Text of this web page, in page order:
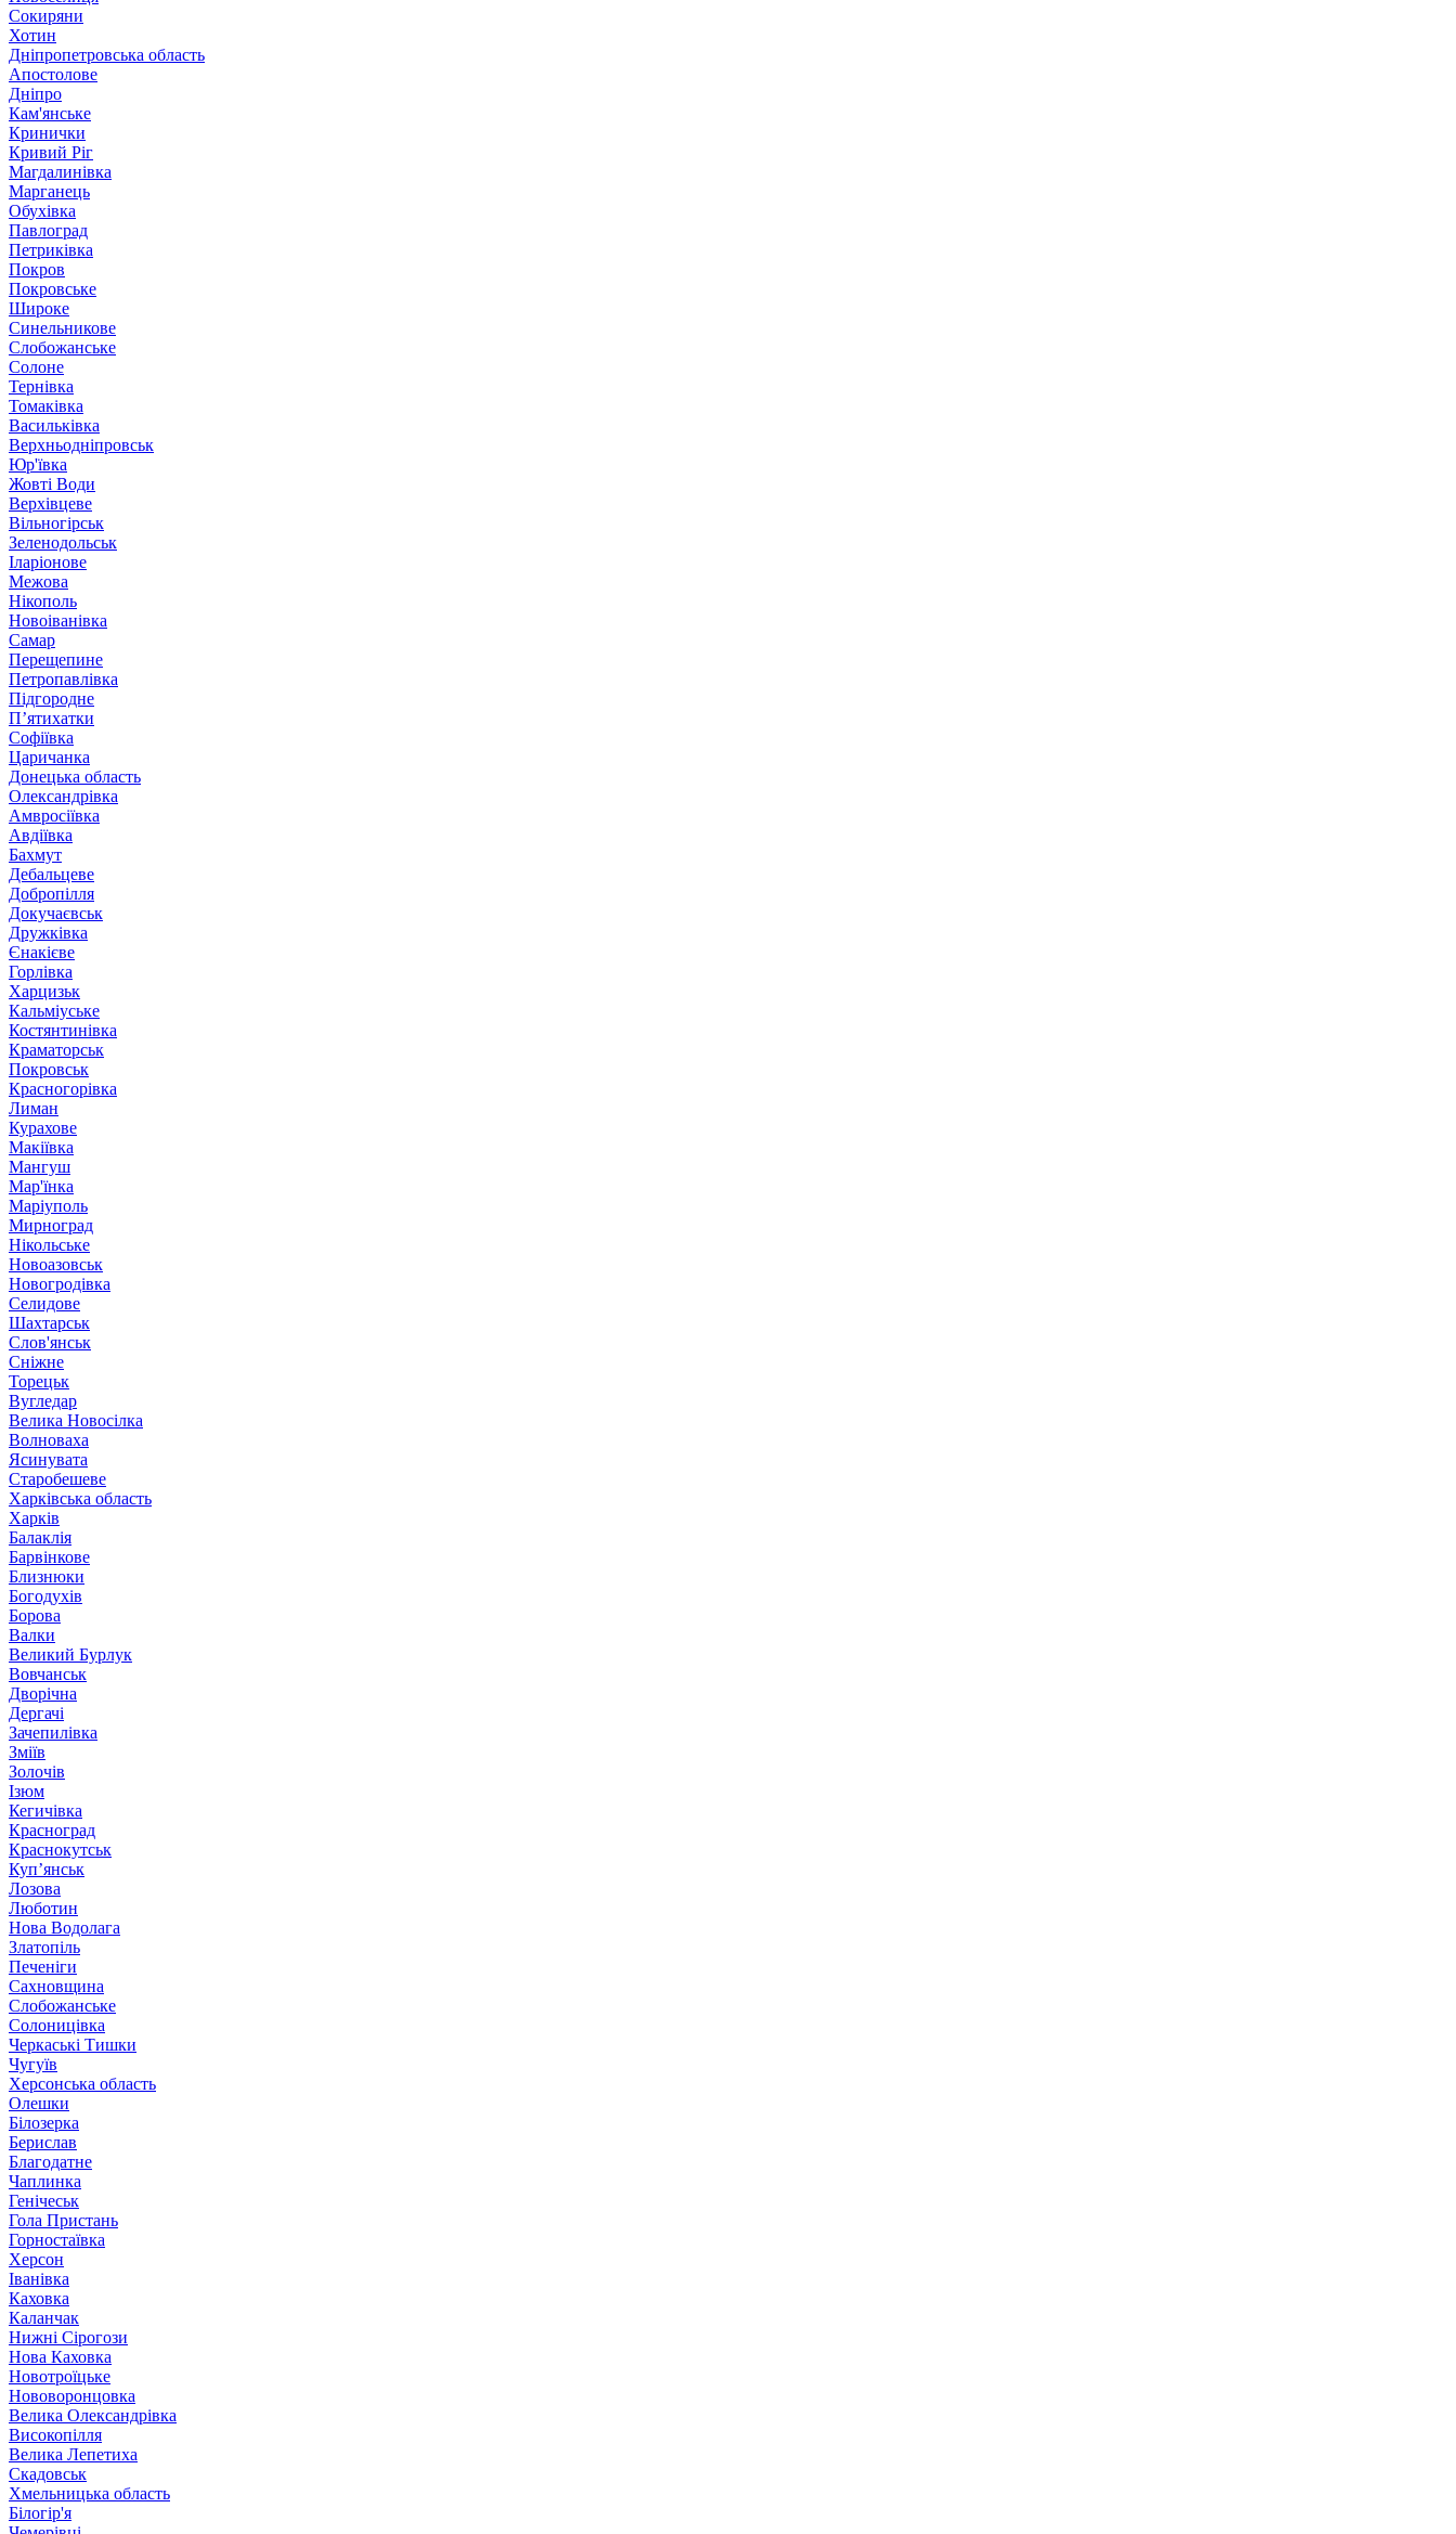
Сокиряни
Хотин
Дніпропетровська область
Апостолове
Дніпро
Кам'янське
Кринички
Кривий Ріг
Магдалинівка
Марганець
Обухівка
Павлоград
Петриківка
Покров
Покровське
Широке
Синельникове
Слобожанське
Солоне
Тернівка
Томаківка
Васильківка
Верхньодніпровськ
Юр'ївка
Жовті Води
Верхівцеве
Вільногірськ
Зеленодольськ
Іларіонове
Межова
Нікополь
Новоіванівка
Самар
Перещепине
Петропавлівка
Підгородне
П’ятихатки
Софіївка
Царичанка
Донецька область
Олександрівка
Амвросіївка
Авдіївка
Бахмут
Дебальцеве
Добропілля
Докучаєвськ
Дружківка
Єнакієве
Горлівка
Харцизьк
Кальміуське
Костянтинівка
Краматорськ
Покровськ
Красногорівка
Лиман
Курахове
Макіївка
Мангуш
Мар'їнка
Маріуполь
Мирноград
Нікольське
Новоазовськ
Новогродівка
Селидове
Шахтарськ
Слов'янськ
Сніжне
Торецьк
Вугледар
Велика Новосілка
Волноваха
Ясинувата
Старобешеве
Харківська область
Харків
Балаклія
Барвінкове
Близнюки
Богодухів
Борова
Валки
Великий Бурлук
Вовчанськ
Дворічна
Дергачі
Зачепилівка
Зміїв
Золочів
Ізюм
Кегичівка
Красноград
Краснокутськ
Куп’янськ
Лозова
Люботин
Нова Водолага
Златопіль
Печеніги
Сахновщина
Слобожанське
Солоницівка
Черкаські Тишки
Чугуїв
Херсонська область
Олешки
Білозерка
Берислав
Благодатне
Чаплинка
Генічеськ
Гола Пристань
Горностаївка
Херсон
Іванівка
Каховка
Каланчак
Нижні Сірогози
Нова Каховка
Новотроїцьке
Нововоронцовка
Велика Олександрівка
Високопілля
Велика Лепетиха
Скадовськ
Хмельницька область
Білогір'я